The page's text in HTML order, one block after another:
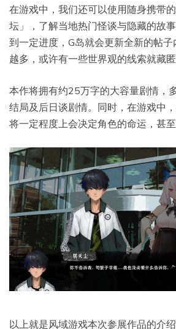
在游戏中，我们还可以使用随身携带
坛」，了解当地热门怪谈与隐藏的故
到一定进度，G岛就会更新全新的帖
越多，或许有一些世界观的线索就藏匿
本作将拥有约25万字的大容量剧情，
结局及后日谈剧情。同时，在游戏中
将一定程度上会决定角色的命运，甚至
以上就是风域游戏本次参展作品的介